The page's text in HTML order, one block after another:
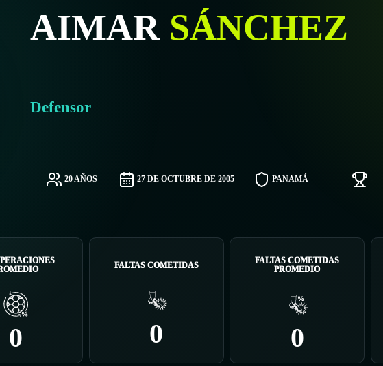
AIMAR SÁNCHEZ
Defensor
20 AÑOS 27 DE OCTUBRE DE 2005 PANAMÁ -
0
FALTAS COMETIDAS
0
FALTAS COMETIDAS
PROMEDIO
0